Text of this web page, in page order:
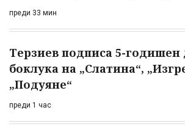
преди 33 мин
Терзиев подписа 5-годишен
боклука на „Слатина“,
„Подуяне“
преди 1 час